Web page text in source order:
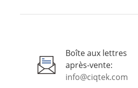
Boîte aux lettres
après-vente:
info@ciqtek.com